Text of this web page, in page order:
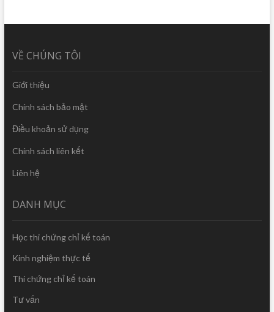
VỀ CHÚNG TÔI
Giới thiệu
Chính sách bảo mật
Điều khoản sử dụng
Chính sách liên kết
Liên hệ
DANH MỤC
Học thi chứng chỉ kế toán
Kinh nghiệm thực tế
Thi chứng chỉ kế toán
Tư vấn